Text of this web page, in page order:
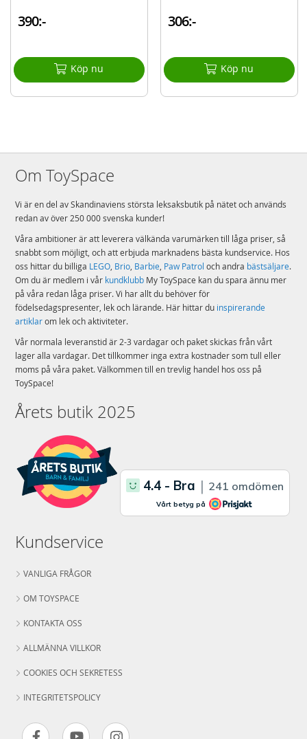
390:-
Köp nu
306:-
Köp nu
Om ToySpace
Vi är en del av Skandinaviens största leksaksbutik på nätet och används
redan av över 250 000 svenska kunder!
Våra ambitioner är att leverera välkända varumärken till låga priser, så
snabbt som möjligt, och att erbjuda marknadens bästa kundservice. Hos
oss hittar du billiga LEGO, Brio, Barbie, Paw Patrol och andra bästsäljare.
Om du är medlem i vår kundklubb My ToySpace kan du spara ännu mer
på våra redan låga priser. Vi har allt du behöver för
födelsedagspresenter, lek och lärande. Här hittar du inspirerande
artiklarom lek och aktiviteter.
Vår normala leveranstid är 2-3 vardagar och paket skickas från vårt
lager alla vardagar. Det tillkommer inga extra kostnader som tull eller
moms på våra paket. Välkommen till en trevlig handel hos oss på
ToySpace!
Årets butik 2025
Kundservice
VANLIGA FRÅGOR
OM TOYSPACE
KONTAKTA OSS
ALLMÄNNA VILLKOR
COOKIES OCH SEKRETESS
INTEGRITETSPOLICY